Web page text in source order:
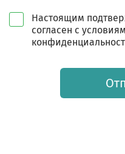
Настоящим
согласен с